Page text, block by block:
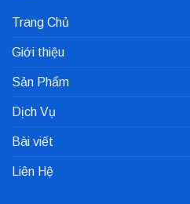
Xuất
Là
Quan
Các
Loại
Nhất
Trang Chủ
Giới thiệu
Sản Phẩm
Dịch Vụ
Bài viết
Liên Hệ